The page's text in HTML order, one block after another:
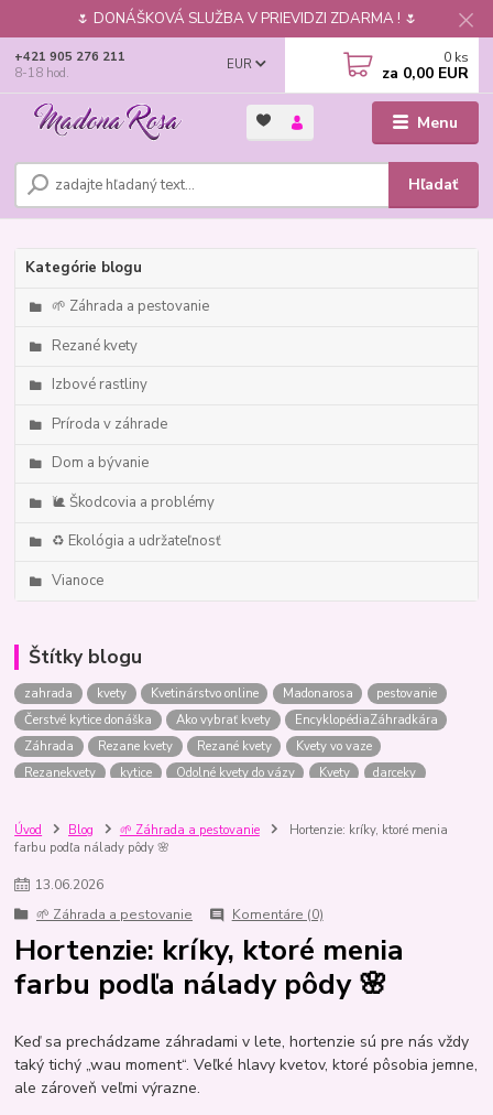
🌷 DONÁŠKOVÁ SLUŽBA V PRIEVIDZI ZDARMA ! 🌷
Menu
EUR
Hľadať
+421 905 276 211
8-18 hod.
0 ks
za 0,00 EUR
Kategórie blogu
🌱 Záhrada a pestovanie
Rezané kvety
Izbové rastliny
Príroda v záhrade
Dom a bývanie
🐌 Škodcovia a problémy
♻️ Ekológia a udržateľnosť
Vianoce
Štítky blogu
zahrada kvety Kvetinárstvo online Madonarosa
pestovanie
Čerstvé kytice donáška
Ako vybrať kvety
EncyklopédiaZáhradkára
Záhrada
Rezane kvety Rezané kvety
Kvety vo vaze
Rezanekvety
kytice Odolné kvety do vázy Kvety
darceky
Kytica
Pôda Odolné kvety balkony bylinky
rastliny
Kytica pre muža
izboverastliny
Anonymna donaska kvetov
Porovnanie
Párny vs nepárny počet
Kvetynasvadbu skodcovia hortenzie
Úvod Blog 🌱 Záhrada a pestovanie
Hortenzie: kríky, ktoré menia
farbu podľa nálady pôdy 🌸
13.06.2026
🌱 Záhrada a pestovanie
Komentáre (0)
Hortenzie: kríky, ktoré menia
farbu podľa nálady pôdy 🌸
Keď sa prechádzame záhradami v lete, hortenzie sú pre nás vždy
taký tichý „wau moment“. Veľké hlavy kvetov, ktoré pôsobia jemne,
ale zároveň veľmi výrazne.